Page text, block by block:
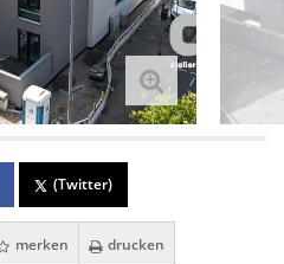
(Twitter)
merken drucken